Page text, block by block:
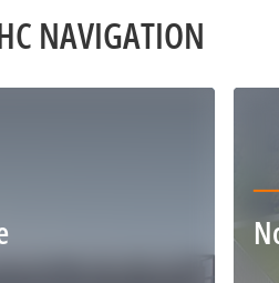
NAVIGATION